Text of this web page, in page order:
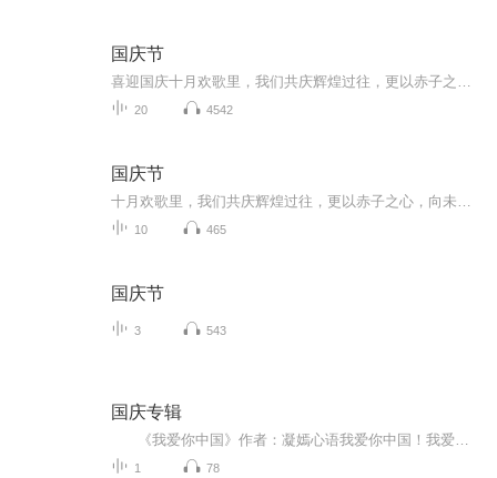
国庆节
20 4542
国庆节
10 465
国庆节
3 543
国庆专辑
1 78